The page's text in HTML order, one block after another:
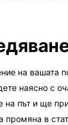
на вашата
наясно с
на път и ще
в